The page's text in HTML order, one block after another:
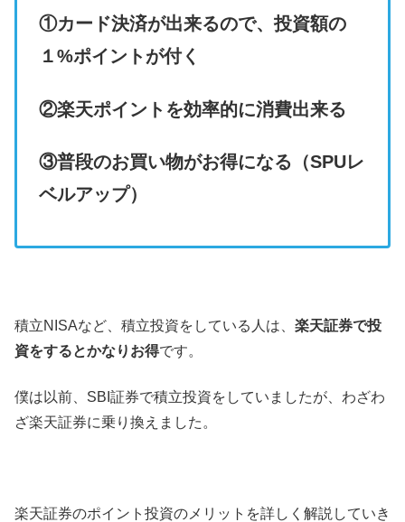
①カード決済が出来るので、投資額の
１%ポイントが付く
②楽天ポイントを効率的に消費出来る
③普段のお買い物がお得になる（SPUレ
ベルアップ）
積立NISAなど、積立投資をしている人は、 楽天証券で投
資をするとかなりお得です。
僕は以前、SBI証券で積立投資をしていましたが、わざわ
ざ楽天証券に乗り換えました。
楽天証券のポイント投資のメリットを詳しく解説していき